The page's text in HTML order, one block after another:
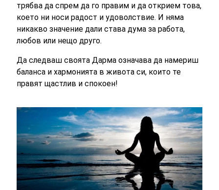
трябва да спрем да го правим и да открием това,
което ни носи радост и удоволствие. И няма
никакво значение дали става дума за работа,
любов или нещо друго.
Да следваш своята Дарма означава да намериш
баланса и хармонията в живота си, които те
правят щастлив и спокоен!